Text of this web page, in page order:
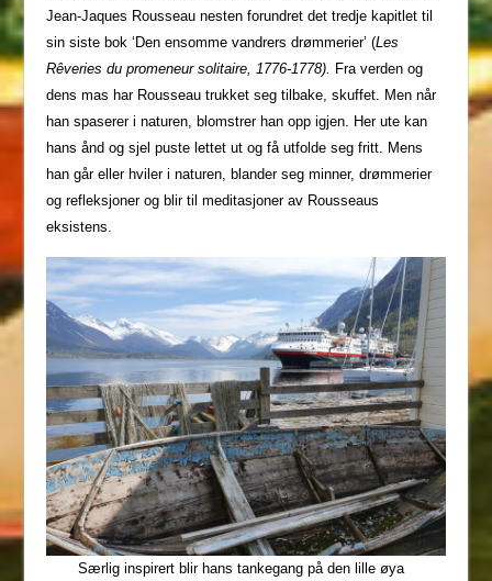
Jean-Jaques Rousseau nesten forundret det tredje kapitlet til
sin siste bok ‘Den ensomme vandrers drømmerier’ (Les
Rêveries du promeneur solitaire, 1776-1778).
Fra verden og
dens mas har Rousseau trukket seg tilbake, skuffet. Men når
han spaserer i naturen, blomstrer han opp igjen. Her ute kan
hans ånd og sjel puste lettet ut og få utfolde seg fritt. Mens
han går eller hviler i naturen, blander seg minner, drømmerier
og refleksjoner og blir til meditasjoner av Rousseaus
eksistens.
Særlig inspirert blir hans tankegang på den lille øya